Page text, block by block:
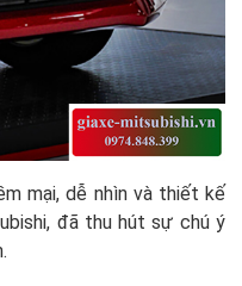
mại, dễ nhìn và thiết kế
đã thu hút sự chú ý